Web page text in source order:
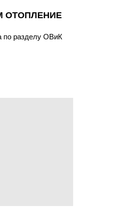
ОТОПЛЕНИЕ
по разделу ОВиК